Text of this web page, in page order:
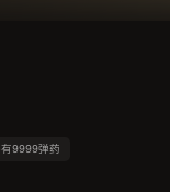
9999弹药